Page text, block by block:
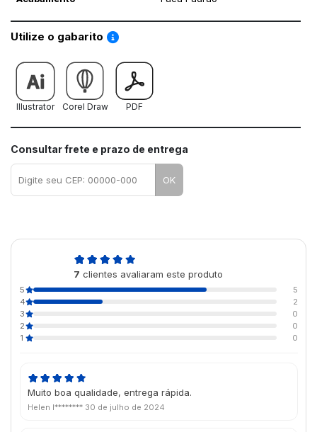
Utilize o gabarito Saiba como utilizar os nossos gabaritos
Illustrator Corel Draw PDF
Consultar frete e prazo de entrega
OK
7 clientes avaliaram este produto
5
5
4
2
3
0
2
0
1
0
Muito boa qualidade, entrega rápida.
Helen l******** 30 de julho de 2024